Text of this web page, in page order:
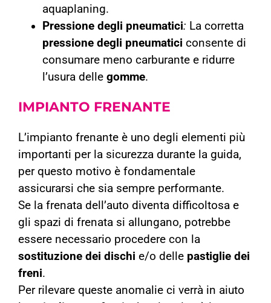
aquaplaning.
Pressione degli pneumatici: La corretta
pressione degli pneumatici consente di
consumare meno carburante e ridurre
l’usura delle gomme.
IMPIANTO FRENANTE
L’impianto frenante è uno degli elementi più
importanti per la sicurezza durante la guida,
per questo motivo è fondamentale
assicurarsi che sia sempre performante.
Se la frenata dell’auto diventa difficoltosa e
gli spazi di frenata si allungano, potrebbe
essere necessario procedere con la
sostituzione dei dischi e/o delle pastiglie dei
freni.
Per rilevare queste anomalie ci verrà in aiuto